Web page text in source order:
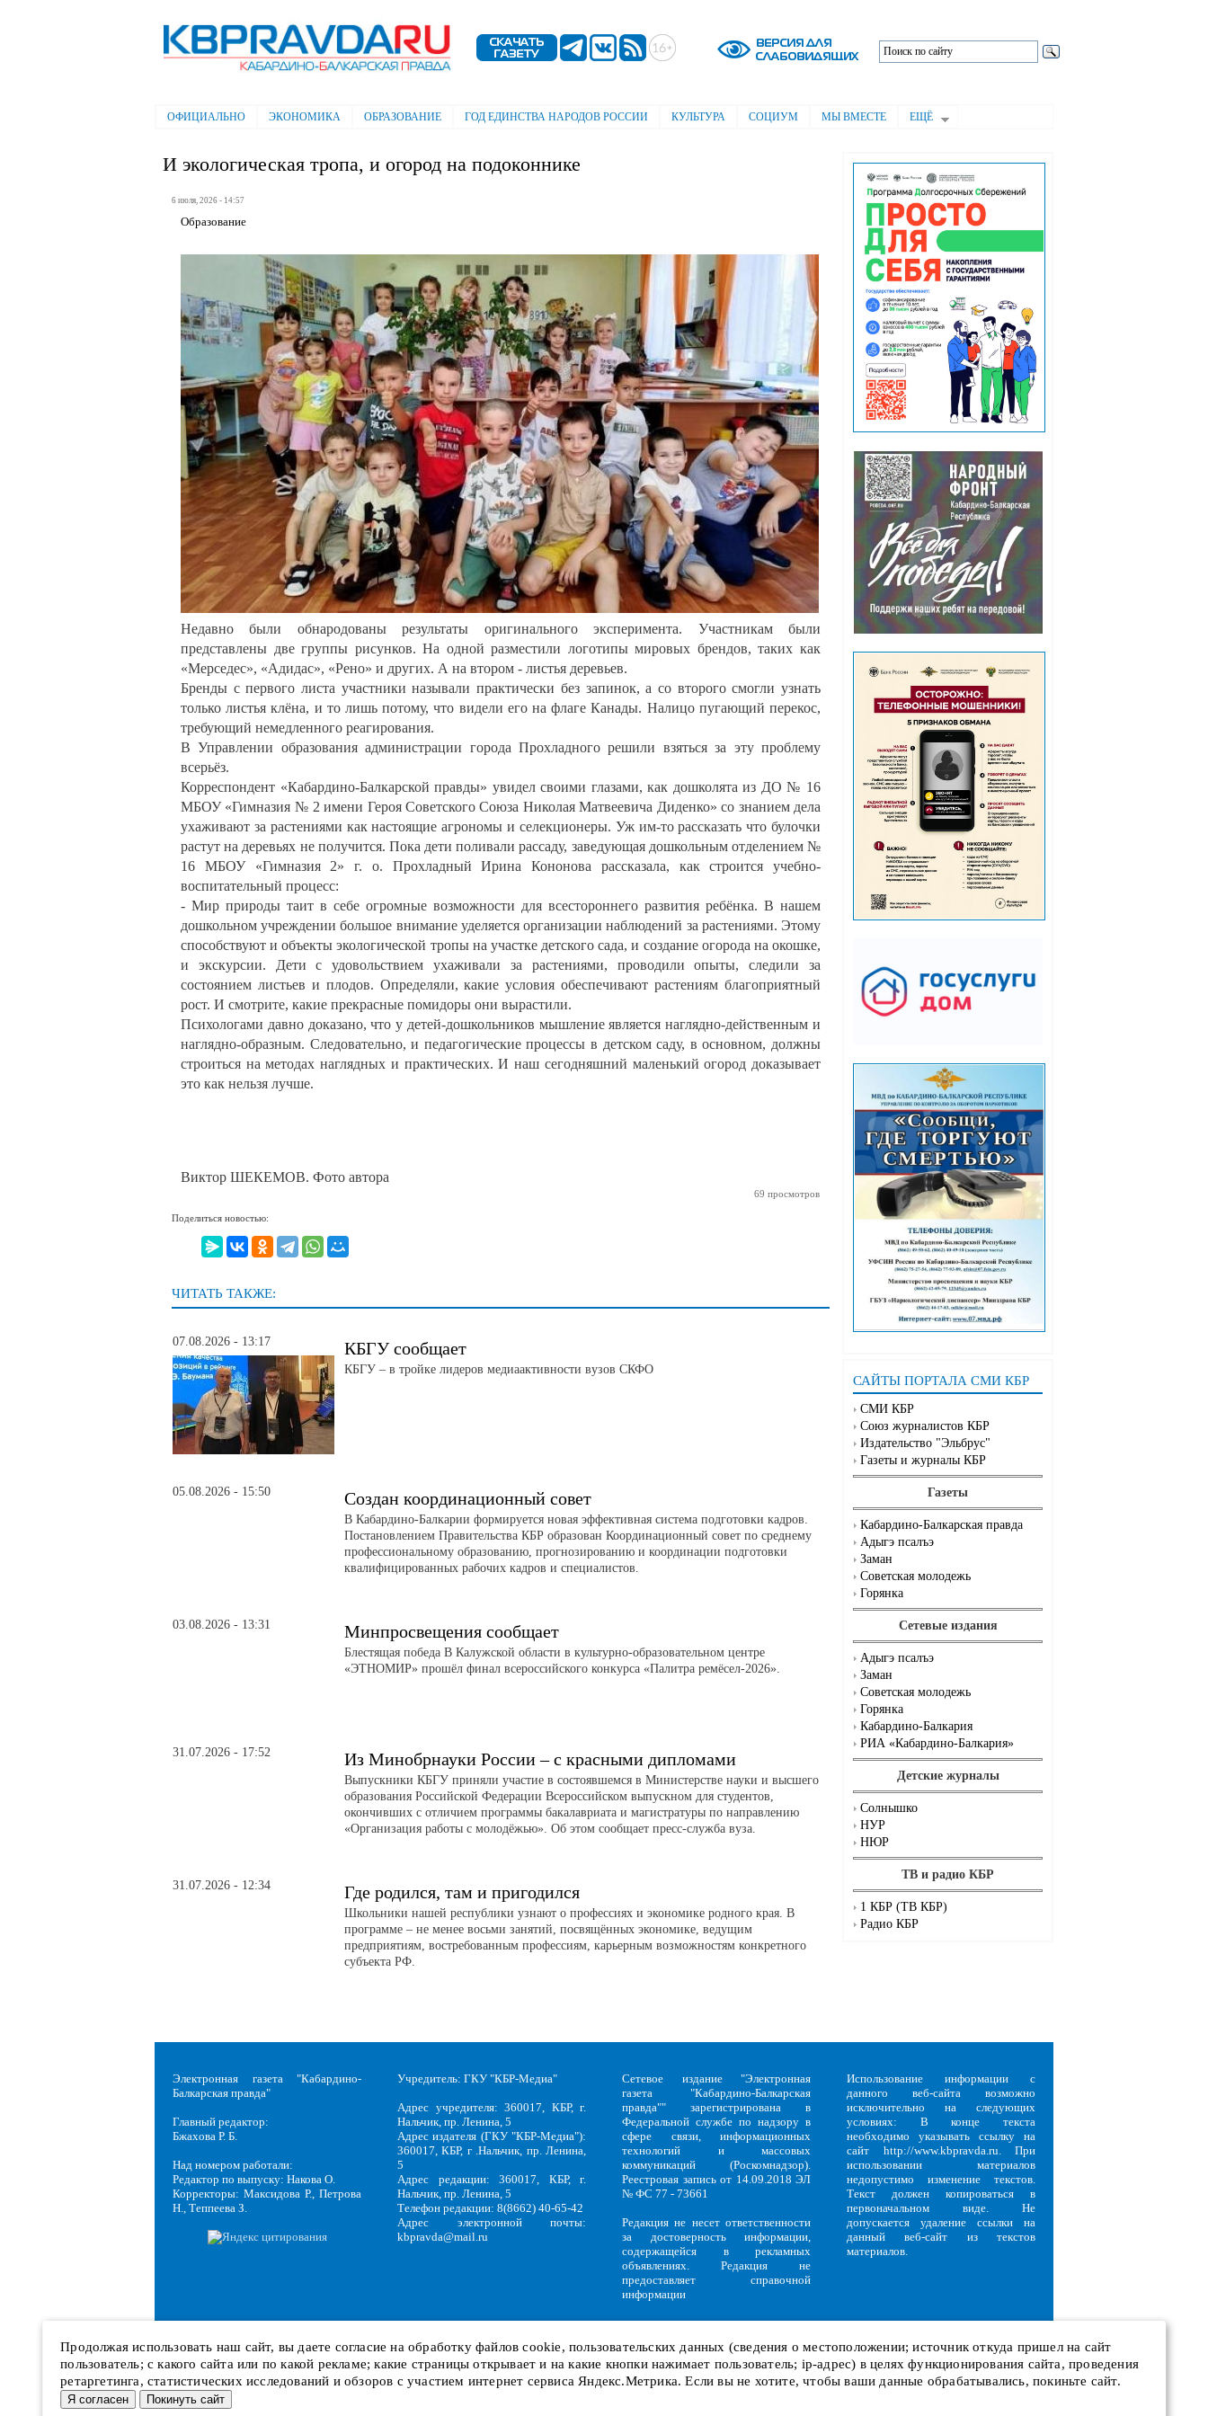
содержанию
Электронная газета "Кабардино-
Балкарская правда"
Главное меню
ОФИЦИАЛЬНО ЭКОНОМИКА ОБРАЗОВАНИЕ ГОД ЕДИНСТВА НАРОДОВ РОССИИ КУЛЬТУРА СОЦИУМ МЫ ВМЕСТЕ ЕЩЁ
САЙТЫ ПОРТАЛА СМИ КБР
СМИ КБР
Союз журналистов КБР
Издательство "Эльбрус"
Газеты и журналы КБР
Газеты
Кабардино-Балкарская правда
Адыгэ псалъэ
Заман
Советская молодежь
Горянка
Сетевые издания
Адыгэ псалъэ
Заман
Советская молодежь
Горянка
Кабардино-Балкария
РИА «Кабардино-Балкария»
Детские журналы
Солнышко
НУР
НЮР
ТВ и радио КБР
1 КБР (ТВ КБР)
Радио КБР
И экологическая тропа, и огород на подоконнике
6 июля, 2026 - 14:57
Образование
Недавно были обнародованы результаты оригинального эксперимента. Участникам были
представлены две группы рисунков. На одной разместили логотипы мировых брендов, таких как
«Мерседес», «Адидас», «Рено» и других. А на втором - листья деревьев.
Бренды с первого листа участники называли практически без запинок, а со второго смогли узнать
только листья клёна, и то лишь потому, что видели его на флаге Канады. Налицо пугающий перекос,
требующий немедленного реагирования.
В Управлении образования администрации города Прохладного решили взяться за эту проблему
всерьёз.
Корреспондент «Кабардино-Балкарской правды» увидел своими глазами, как дошколята из ДО № 16
МБОУ «Гимназия № 2 имени Героя Советского Союза Николая Матвеевича Диденко» со знанием дела
ухаживают за растениями как настоящие агрономы и селекционеры. Уж им-то рассказать что булочки
растут на деревьях не получится. Пока дети поливали рассаду, заведующая дошкольным отделением №
16 МБОУ «Гимназия 2» г. о. Прохладный Ирина Кононова рассказала, как строится учебно-
воспитательный процесс:
- Мир природы таит в себе огромные возможности для всестороннего развития ребёнка. В нашем
дошкольном учреждении большое внимание уделяется организации наблюдений за растениями. Этому
способствуют и объекты экологической тропы на участке детского сада, и создание огорода на окошке,
и экскурсии. Дети с удовольствием ухаживали за растениями, проводили опыты, следили за
состоянием листьев и плодов. Определяли, какие условия обеспечивают растениям благоприятный
рост. И смотрите, какие прекрасные помидоры они вырастили.
Психологами давно доказано, что у детей-дошкольников мышление является наглядно-действенным и
наглядно-образным. Следовательно, и педагогические процессы в детском саду, в основном, должны
строиться на методах наглядных и практических. И наш сегодняшний маленький огород доказывает
это как нельзя лучше.
Виктор ШЕКЕМОВ. Фото автора
69 просмотров
Поделиться новостью:
ЧИТАТЬ ТАКЖЕ:
07.08.2026 - 13:17 КБГУ сообщает
КБГУ – в тройке лидеров медиаактивности вузов СКФО
05.08.2026 - 15:50 Создан координационный совет
В Кабардино-Балкарии формируется новая эффективная система подготовки кадров.
Постановлением Правительства КБР образован Координационный совет по среднему
профессиональному образованию, прогнозированию и координации подготовки
квалифицированных рабочих кадров и специалистов.
03.08.2026 - 13:31 Минпросвещения сообщает
Блестящая победа В Калужской области в культурно-образовательном центре
«ЭТНОМИР» прошёл финал всероссийского конкурса «Палитра ремёсел-2026».
31.07.2026 - 17:52 Из Минобрнауки России – с красными дипломами
Выпускники КБГУ приняли участие в состоявшемся в Министерстве науки и высшего
образования Российской Федерации Всероссийском выпускном для студентов,
окончивших с отличием программы бакалавриата и магистратуры по направлению
«Организация работы с молодёжью». Об этом сообщает пресс-служба вуза.
31.07.2026 - 12:34 Где родился, там и пригодился
Школьники нашей республики узнают о профессиях и экономике родного края. В
программе – не менее восьми занятий, посвящённых экономике, ведущим
предприятиям, востребованным профессиям, карьерным возможностям конкретного
субъекта РФ.
Электронная газета "Кабардино-
Балкарская правда"
Главный редактор:
Бжахова Р. Б.
Над номером работали:
Редактор по выпуску: Накова О.
Корректоры: Максидова Р., Петрова
Н., Теппеева З.
Учредитель: ГКУ "КБР-Медиа"
Адрес учредителя: 360017, КБР, г.
Нальчик, пр. Ленина, 5
Адрес издателя (ГКУ "КБР-Медиа"):
360017, КБР, г .Нальчик, пр. Ленина,
5
Адрес редакции: 360017, КБР, г.
Нальчик, пр. Ленина, 5
Телефон редакции: 8(8662) 40-65-42
Адрес электронной почты:
kbpravda@mail.ru
Сетевое издание "Электронная
газета "Кабардино-Балкарская
правда"" зарегистрирована в
Федеральной службе по надзору в
сфере связи, информационных
технологий и массовых
коммуникаций (Роскомнадзор).
Реестровая запись от 14.09.2018 ЭЛ
№ ФС 77 - 73661
Редакция не несет ответственности
за достоверность информации,
содержащейся в рекламных
объявлениях. Редакция не
предоставляет справочной
информации
Использование информации с
данного веб-сайта возможно
исключительно на следующих
условиях: В конце текста
необходимо указывать ссылку на
сайт http://www.kbpravda.ru. При
использовании материалов
недопустимо изменение текстов.
Текст должен копироваться в
первоначальном виде. Не
допускается удаление ссылки на
данный веб-сайт из текстов
материалов.
Политика обработки персональных данныхиПолитика конфиденциальности
KBPCopyright © 2018-2026.
Продолжая использовать наш сайт, вы даете согласие на обработку файловcookie, пользовательских данных (сведения о местоположении; источник откуда пришел на сайт
пользователь; с какого сайта или по какой рекламе; какие страницы открывает и на какие кнопки нажимает пользователь; ip-адрес) в целях функционирования сайта, проведения
ретаргетинга, статистических исследований и обзоров с участием интернет сервиса Яндекс.Метрика. Если вы не хотите, чтобы ваши данные обрабатывались, покиньте сайт.
Я согласен Покинуть сайт